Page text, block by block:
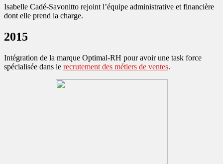
Isabelle Cadé-Savonitto rejoint l’équipe administrative et financière
dont elle prend la charge.
2015
Intégration de la marque Optimal-RH pour avoir une task force
spécialisée dans le recrutement des métiers de ventes.